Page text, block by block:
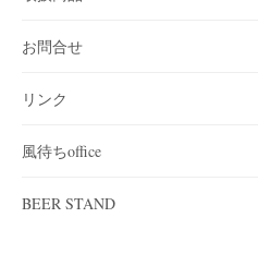
お問合せ
リンク
風待ちoffice
BEER STAND